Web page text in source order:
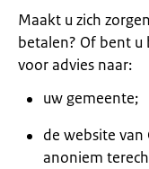
Maakt u zich
betalen? Of bent u
voor advies naar:
uw gemeente;
de website
anoniem